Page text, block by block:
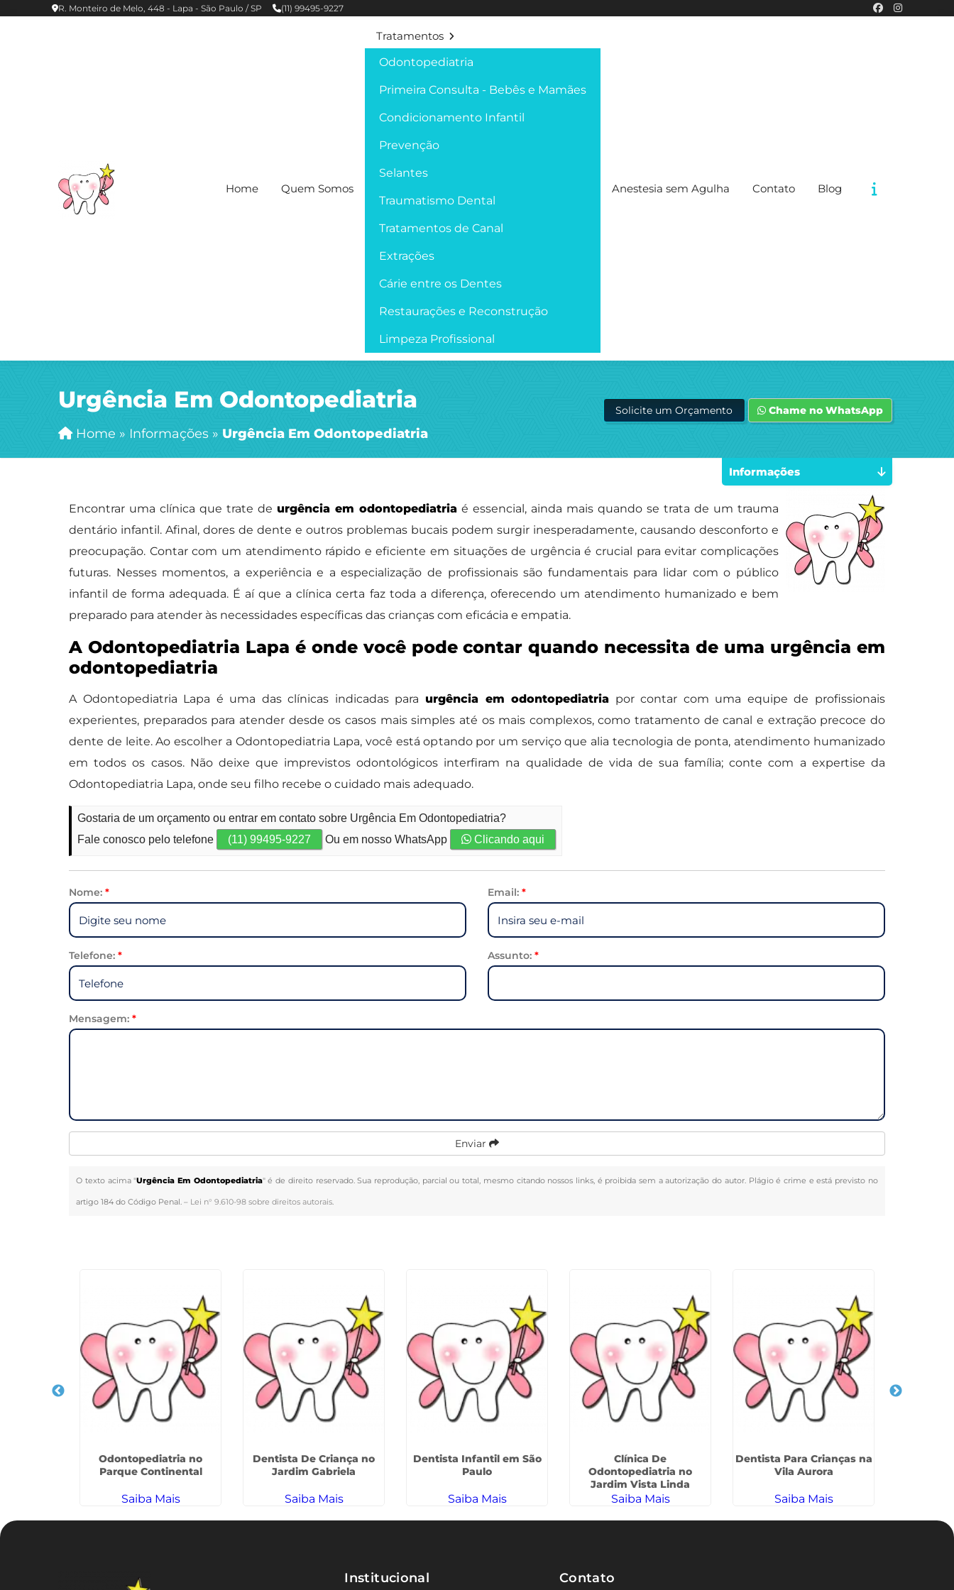
R. Monteiro de Melo, 448 - Lapa - São Paulo / SP (11) 99495-9227
Home Quem Somos
Tratamentos
Odontopediatria
Primeira Consulta - Bebês e Mamães
Condicionamento Infantil
Prevenção
Selantes
Traumatismo Dental
Tratamentos de Canal
Extrações
Cárie entre os Dentes
Restaurações e Reconstrução
Limpeza Profissional
Anestesia sem Agulha Contato Blog
Urgência Em Odontopediatria
Home » Informações » Urgência Em Odontopediatria
Solicite um Orçamento Chame no WhatsApp
Encontrar uma clínica que trate de urgência em odontopediatria é essencial, ainda mais quando se trata de um trauma
dentário infantil. Afinal, dores de dente e outros problemas bucais podem surgir inesperadamente, causando desconforto e
preocupação. Contar com um atendimento rápido e eficiente em situações de urgência é crucial para evitar complicações
futuras. Nesses momentos, a experiência e a especialização de profissionais são fundamentais para lidar com o público
infantil de forma adequada. É aí que a clínica certa faz toda a diferença, oferecendo um atendimento humanizado e bem
preparado para atender às necessidades específicas das crianças com eficácia e empatia.
A Odontopediatria Lapa é onde você pode contar quando necessita de uma urgência em
odontopediatria
A Odontopediatria Lapa é uma das clínicas indicadas para urgência em odontopediatria por contar com uma equipe de profissionais
experientes, preparados para atender desde os casos mais simples até os mais complexos, como tratamento de canal e extração precoce do
dente de leite. Ao escolher a Odontopediatria Lapa, você está optando por um serviço que alia tecnologia de ponta, atendimento humanizado
em todos os casos. Não deixe que imprevistos odontológicos interfiram na qualidade de vida de sua família; conte com a expertise da
Odontopediatria Lapa, onde seu filho recebe o cuidado mais adequado.
Gostaria de um orçamento ou entrar em contato sobre Urgência Em Odontopediatria?
Fale conosco pelo telefone
(11) 99495-9227 Ou em nosso WhatsApp Clicando aqui
Nome:* Email: *
Telefone:* Assunto: *
Mensagem:*
Enviar
O texto acima "Urgência Em Odontopediatria" é de direito reservado. Sua reprodução, parcial ou total, mesmo citando nossos links, é proibida sem a autorização do autor. Plágio é crime e está previsto no
artigo 184 do Código Penal. – Lei n° 9.610-98 sobre direitos autorais.
Informações
Odontopediatria no
Parque Continental
Saiba Mais
Dentista De Criança no
Jardim Gabriela
Saiba Mais
Dentista Infantil em São
Paulo
Saiba Mais
Clínica De
Odontopediatria no
Jardim Vista Linda
Saiba Mais
Dentista Para Crianças na
Vila Aurora
Saiba Mais
Institucional Contato